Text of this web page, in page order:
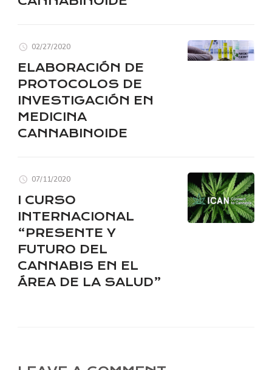
02/27/2020
ELABORACIÓN DE
PROTOCOLOS DE
INVESTIGACIÓN EN
MEDICINA
CANNABINOIDE
07/11/2020
I CURSO
INTERNACIONAL
“PRESENTE Y
FUTURO DEL
CANNABIS EN EL
ÁREA DE LA SALUD”